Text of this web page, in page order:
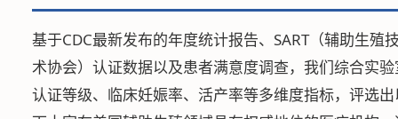
基于CDC最新发布的年度统计报告、SART（辅助生殖
术协会）认证数据以及患者满意度调查，我们综合实
认证等级、临床妊娠率、活产率等多维度指标，评选